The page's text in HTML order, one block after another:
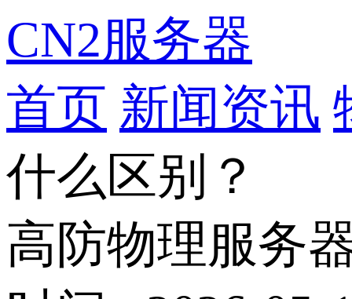
CN2服务器
首页 新闻资讯
什么区别？
高防物理服务